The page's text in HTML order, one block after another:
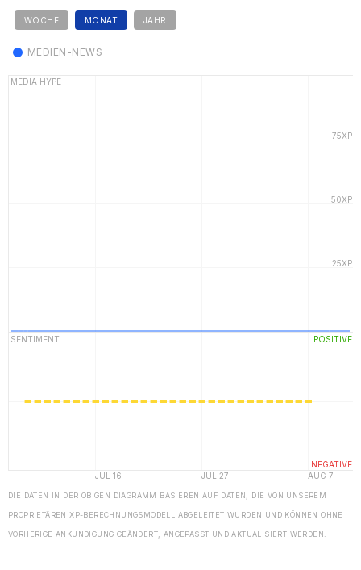
WOCHE MONAT JAHR
MEDIEN-NEWS
DIE DATEN IN DER OBIGEN DIAGRAMM BASIEREN AUF DATEN, DIE VON UNSEREM
PROPRIETÄREN XP-BERECHNUNGSMODELL ABGELEITET WURDEN UND KÖNNEN OHNE
VORHERIGE ANKÜNDIGUNG GEÄNDERT, ANGEPASST UND AKTUALISIERT WERDEN.